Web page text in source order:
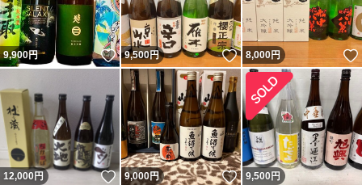
9,900円 いいね！
9,500円 いいね！
8,000円
12,000円 いいね！
9,000円 いいね！
9,500 円